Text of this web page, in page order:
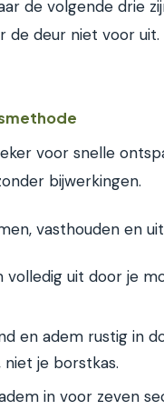
de volgende drie
de deur niet voor
voor snelle
bijwerkingen.
vasthouden en
volledig uit door je
en adem rustig in
je borstkas.
in voor zeven